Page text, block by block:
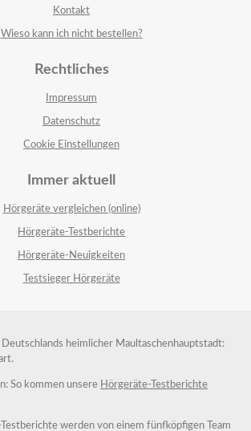
Kontakt
Wieso kann ich nicht bestellen?
Rechtliches
Impressum
Datenschutz
Cookie Einstellungen
Immer aktuell
Hörgeräte vergleichen (online)
Hörgeräte-Testberichte
Hörgeräte-Neuigkeiten
Testsieger Hörgeräte
heimlicher Maultaschenhauptstadt:
So kommen unsere Hörgeräte-Testberichte
werden von einem fünfköpfigen Team